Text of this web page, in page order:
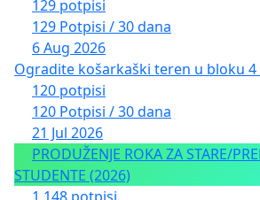
129 potpisi
129 Potpisi / 30 dana
6 Aug 2026
Ogradite košarkaški teren u bloku
120 potpisi
120 Potpisi / 30 dana
21 Jul 2026
PRODUŽENJE ROKA ZA STARE/
STUDENTE (2026)